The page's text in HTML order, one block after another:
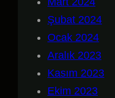
Şubat 2024
Ocak 2024
Aralık 2023
Kasım 2023
Ekim 2023